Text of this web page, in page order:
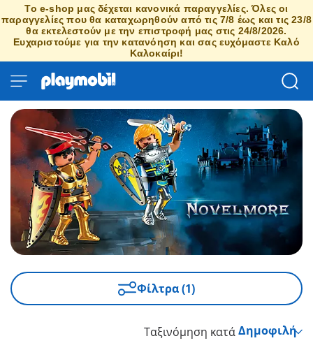
Το e-shop μας δέχεται κανονικά παραγγελίες. Όλες οι
παραγγελίες που θα καταχωρηθούν από τις 7/8 έως και τις 23/8
θα εκτελεστούν με την επιστροφή μας στις 24/8/2026.
Ευχαριστούμε για την κατανόηση και σας ευχόμαστε Καλό
Καλοκαίρι!
Φίλτρα (1)
Ταξινόμηση κατά